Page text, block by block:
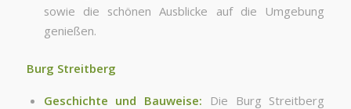
sowie die schönen Ausblicke auf die Umgebung
genießen.
Burg Streitberg
Geschichte und Bauweise: Die Burg Streitberg